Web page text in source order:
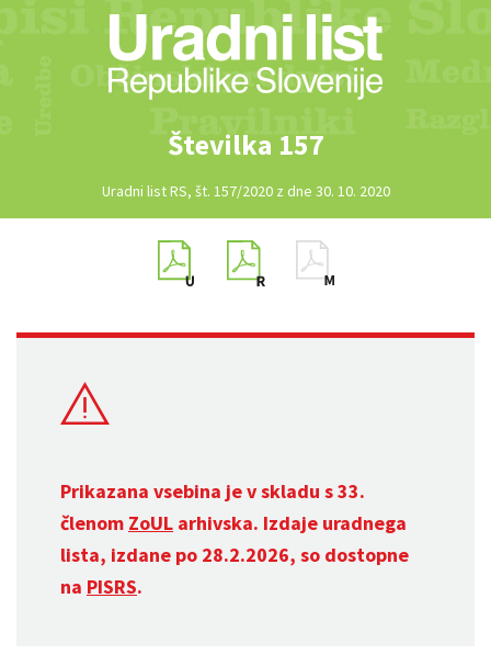
Številka 157
Uradni list RS, št. 157/2020 z dne 30. 10. 2020
Prikazana vsebina je v skladu s 33.
členom ZoUL arhivska. Izdaje uradnega
lista, izdane po 28.2.2026, so dostopne
na PISRS.